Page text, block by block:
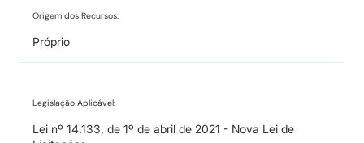
Origem dos Recursos:
Próprio
Legislação Aplicável:
Lei nº 14.133, de 1º de abril de 2021 - Nova Lei de